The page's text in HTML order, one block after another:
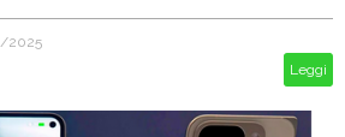
2025
Leggi